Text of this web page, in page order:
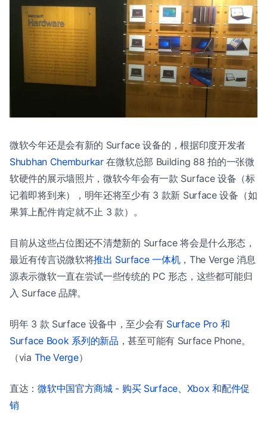
微软今年还是会有新的 Surface 设备的，根据印度开发者
Shubhan Chemburkar在微软总部 Building 88 拍的一张微
软硬件的展示墙照片，微软今年会有一款 Surface 设备（标
记着即将到来），明年还将至少有 3 款新 Surface 设备（如
果算上配件肯定就不止 3 款）。
目前从这些占位图还不清楚新的 Surface 将会是什么形态，
最近有传言说微软将推出 Surface 一体机，The Verge 消息
源表示微软一直在尝试一些传统的 PC 形态，这些都可能归
入 Surface 品牌。
明年 3 款 Surface 设备中，至少会有 Surface Pro 和
Surface Book 系列的新品 ，甚至可能有 Surface Phone。
（via The Verge）
直达：微软中国官方商城 - 购买 Surface、Xbox 和配件促
销